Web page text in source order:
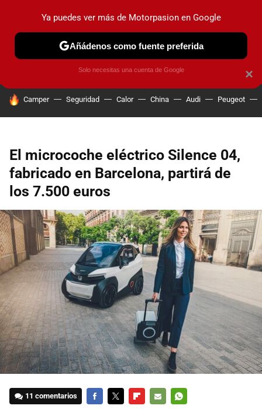
PRUEBAS COCHES ELÉCTRICOS OBSERVATORIO
HOY SE HABLA DE
Camper Seguridad Calor China Audi Peugeot
El microcoche eléctrico Silence 04,
fabricado en Barcelona, partirá de
los 7.500 euros
11 comentarios
×
Ya puedes ver más de Motorpasion en Google
Añádenos como fuente preferida
Solo necesitas una cuenta de Google